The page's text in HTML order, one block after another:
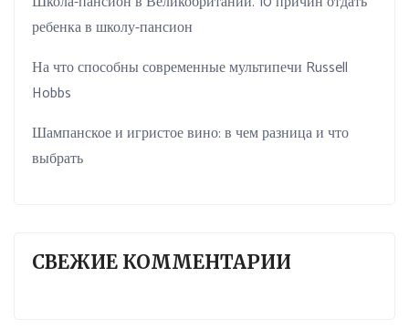
ребенка в школу-пансион
На что способны современные мультипечи Russell
Hobbs
Шампанское и игристое вино: в чем разница и что
выбрать
СВЕЖИЕ КОММЕНТАРИИ